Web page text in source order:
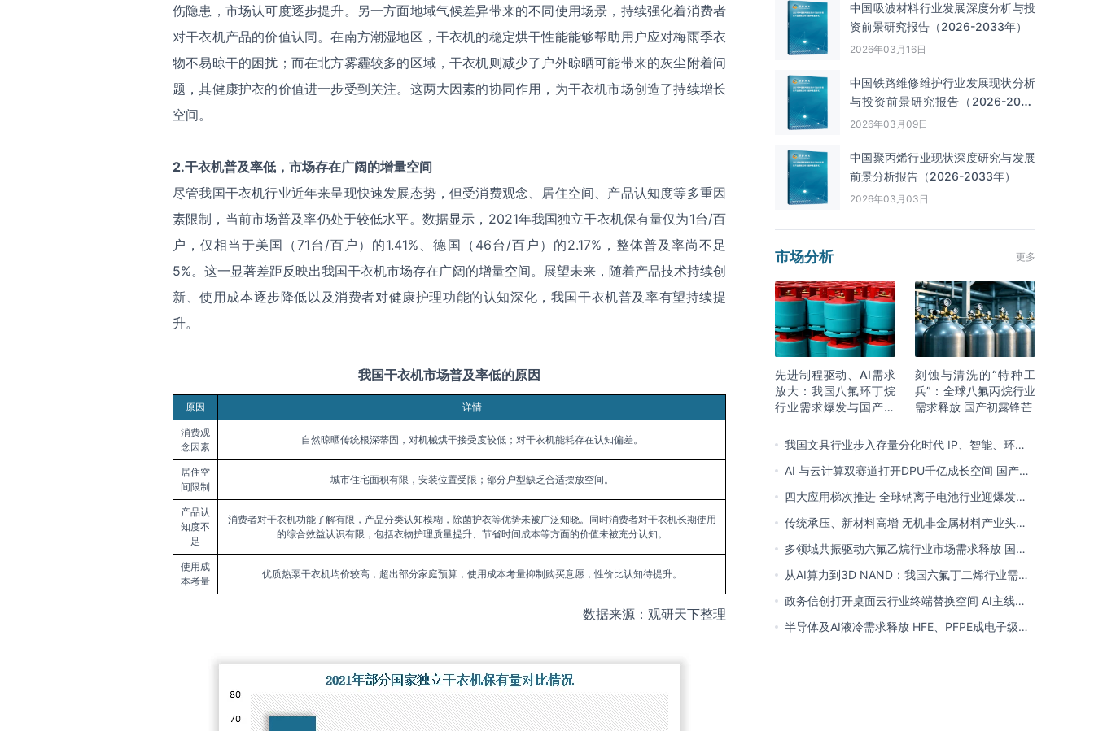
伤隐患，市场认可度逐步提升。另一方面地域气候差异带来的不同使用场景，持续强化着消费者
对干衣机产品的价值认同。在南方潮湿地区，干衣机的稳定烘干性能能够帮助用户应对梅雨季衣
物不易晾干的困扰；而在北方雾霾较多的区域，干衣机则减少了户外晾晒可能带来的灰尘附着问
题，其健康护衣的价值进一步受到关注。这两大因素的协同作用，为干衣机市场创造了持续增长
空间。
2.干衣机普及率低，市场存在广阔的增量空间
尽管我国干衣机行业近年来呈现快速发展态势，但受消费观念、居住空间、产品认知度等多重因
素限制，当前市场普及率仍处于较低水平。数据显示，2021年我国独立干衣机保有量仅为1台/百
户，仅相当于美国（71台/百户）的1.41%、德国（46台/百户）的2.17%，整体普及率尚不足
5%。这一显著差距反映出我国干衣机市场存在广阔的增量空间。展望未来，随着产品技术持续创
新、使用成本逐步降低以及消费者对健康护理功能的认知深化，我国干衣机普及率有望持续提
升。
我国干衣机市场普及率低的原因
原因 详情
消费观
念因素
自然晾晒传统根深蒂固，对机械烘干接受度较低；对干衣机能耗存在认知偏差。
居住空
间限制
城市住宅面积有限，安装位置受限；部分户型缺乏合适摆放空间。
产品认
知度不
足
消费者对干衣机功能了解有限，产品分类认知模糊，除菌护衣等优势未被广泛知晓。同时消费者对干衣机长期使用
的综合效益认识有限，包括衣物护理质量提升、节省时间成本等方面的价值未被充分认知。
使用成
本考量
优质热泵干衣机均价较高，超出部分家庭预算，使用成本考量抑制购买意愿，性价比认知待提升。
数据来源：观研天下整理
中国吸波材料行业发展深度分析与投
资前景研究报告（2026-2033年）
2026年03月16日
中国铁路维修维护行业发展现状分析
与投资前景研究报告（2026-2033
年）
2026年03月09日
中国聚丙烯行业现状深度研究与发展
前景分析报告（2026-2033年）
2026年03月03日
市场分析 更多
先进制程驱动、AI需求
放大：我国八氟环丁烷
行业需求爆发与国产替
刻蚀与清洗的“特种工
兵”：全球八氟丙烷行业
需求释放 国产初露锋芒
我国文具行业步入存量分化时代 IP、智能、环保
成企业构建核心竞争力关键
AI 与云计算双赛道打开DPU千亿成长空间 国产厂
商突破技术壁垒迎替代窗口期
四大应用梯次推进 全球钠离子电池行业迎爆发窗
口 中国全链规模化落地领跑商业化
传统承压、新材料高增 无机非金属材料产业头部
向一体化延伸 低碳高能创新转型提速
多领域共振驱动六氟乙烷行业市场需求释放 国产
替代已基本完成
从AI算力到3D NAND：我国六氟丁二烯行业需求
爆发与国产替代进程
政务信创打开桌面云行业终端替换空间 AI主线重
塑竞争逻辑 中国本土厂商全面反超
半导体及AI液冷需求释放 HFE、PFPE成电子级氟